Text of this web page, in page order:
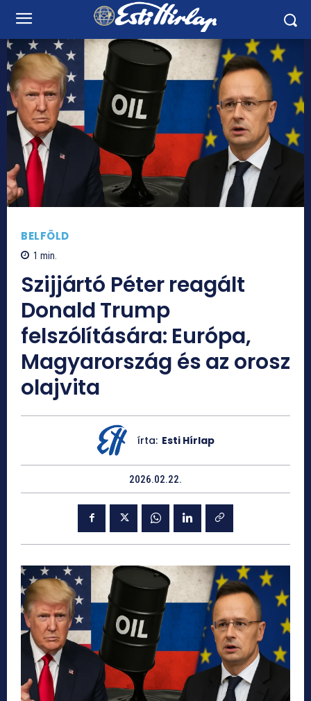
BELFÖLD
1 min.
Szijjártó Péter reagált
Donald Trump
felszólítására: Európa,
Magyarország és az orosz
olajvita
írta: Esti Hírlap
2026.02.22.